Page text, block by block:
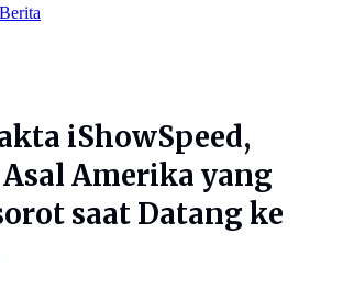
Berita
iShowSpeed,
Amerika yang
saat Datang ke